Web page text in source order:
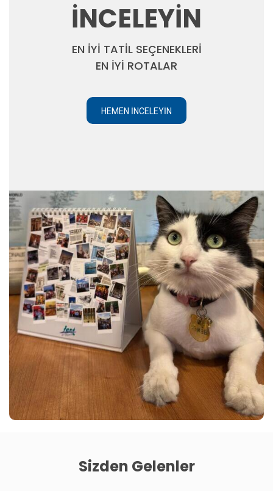
İNCELEYİN
EN İYİ TATİL SEÇENEKLERİ
EN İYİ ROTALAR
HEMEN İNCELEYIN
Sizden Gelenler